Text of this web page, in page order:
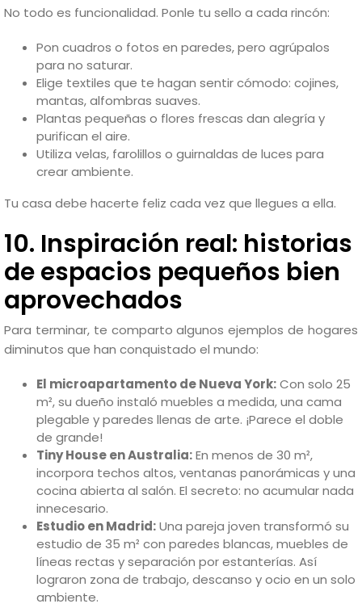
No todo es funcionalidad. Ponle tu sello a cada rincón:
Pon cuadros o fotos en paredes, pero agrúpalos
para no saturar.
Elige textiles que te hagan sentir cómodo: cojines,
mantas, alfombras suaves.
Plantas pequeñas o flores frescas dan alegría y
purifican el aire.
Utiliza velas, farolillos o guirnaldas de luces para
crear ambiente.
Tu casa debe hacerte feliz cada vez que llegues a ella.
10. Inspiración real: historias
de espacios pequeños bien
aprovechados
Para terminar, te comparto algunos ejemplos de hogares
diminutos que han conquistado el mundo:
El microapartamento de Nueva York:Con solo 25
m², su dueño instaló muebles a medida, una cama
plegable y paredes llenas de arte. ¡Parece el doble
de grande!
Tiny House en Australia:En menos de 30 m²,
incorpora techos altos, ventanas panorámicas y una
cocina abierta al salón. El secreto: no acumular nada
innecesario.
Estudio en Madrid:Una pareja joven transformó su
estudio de 35 m² con paredes blancas, muebles de
líneas rectas y separación por estanterías. Así
lograron zona de trabajo, descanso y ocio en un solo
ambiente.